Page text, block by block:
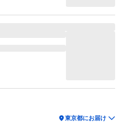
location_on東京都にお届け